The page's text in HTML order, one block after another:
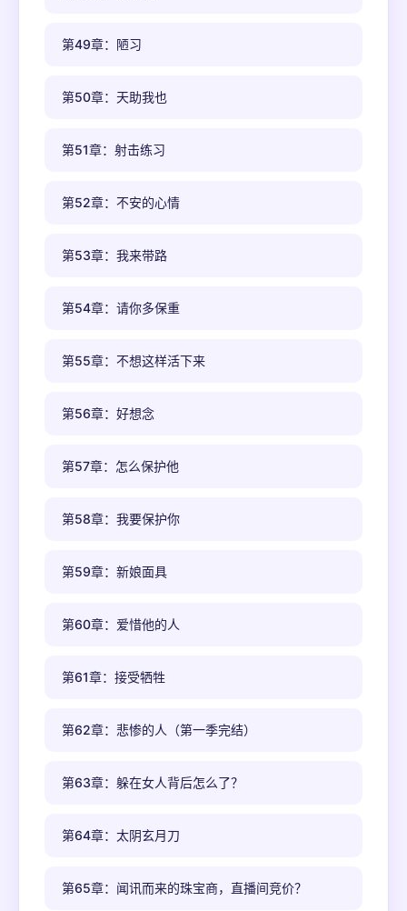
第49章：陋习
第50章：天助我也
第51章：射击练习
第52章：不安的心情
第53章：我来带路
第54章：请你多保重
第55章：不想这样活下来
第56章：好想念
第57章：怎么保护他
第58章：我要保护你
第59章：新娘面具
第60章：爱惜他的人
第61章：接受牺牲
第62章：悲惨的人（第一季完结）
第63章：躲在女人背后怎么了？
第64章：太阴玄月刀
第65章：闻讯而来的珠宝商，直播间竞价？